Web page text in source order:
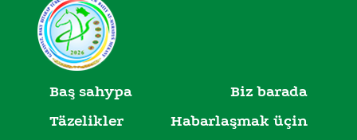
Baş sahypa
Biz barada
Täzelikler
Habarlaşmak üçin